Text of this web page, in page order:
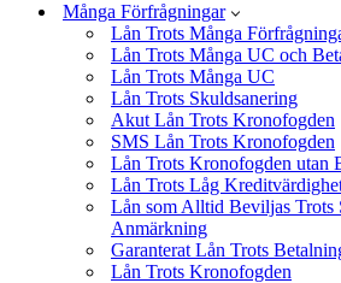
Många Förfrågningar
Lån Trots Många
Lån Trots Många UC och
Lån Trots Många UC
Lån Trots Skuldsanering
Akut Lån Trots Kronofogden
SMS Lån Trots Kronofogden
Lån Trots Kronofogden utan
Lån Trots Låg
Lån som Alltid Beviljas Trots
Anmärkning
Garanterat Lån Trots
Lån Trots Kronofogden